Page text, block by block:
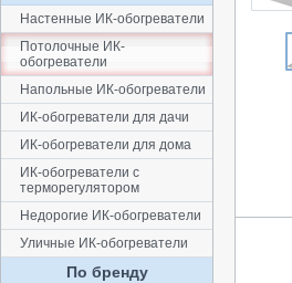
Настенные ИК-обогреватели
Потолочные ИК-
обогреватели
Напольные ИК-обогреватели
ИК-обогреватели для дачи
ИК-обогреватели для дома
ИК-обогреватели с
терморегулятором
Недорогие ИК-обогреватели
Уличные ИК-обогреватели
По бренду